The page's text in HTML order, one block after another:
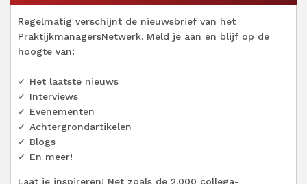
Regelmatig verschijnt de nieuwsbrief van het
PraktijkmanagersNetwerk. Meld je aan en blijf op de
hoogte van:
✓ Het laatste nieuws
✓ Interviews
✓ Evenementen
✓ Achtergrondartikelen
✓ Blogs
✓ En meer!
Laat je inspireren! Net zoals de 2.000 collega-